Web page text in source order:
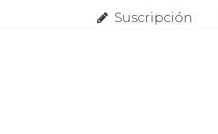
Suscripción